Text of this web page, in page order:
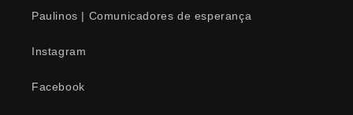
Paulinos | Comunicadores de esperança
Instagram
Facebook